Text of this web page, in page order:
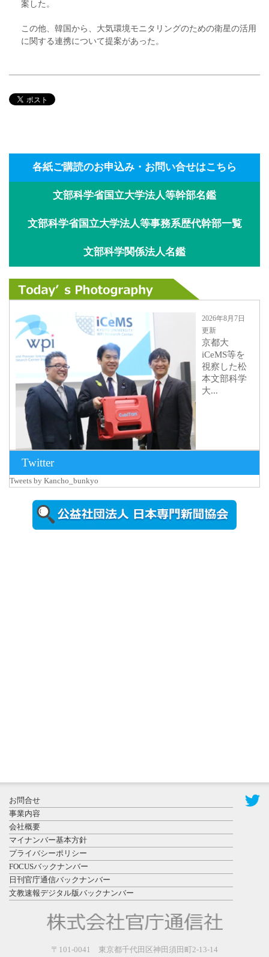
案した。
この他、韓国から、大気環境モニタリングのための衛星の活用
に関する連携について提案があった。
各紙ご購読のお申込み・お問い合せはこちら
文部科学省国立大学法人等幹部名鑑
文部科学省国立大学法人等事務系歴代幹部一覧
文部科学関係法人名鑑
2026年8月7日
更新
京都大
iCeMS等を
視察した松
本文部科学
大...
2026年8月5日
更新
農工大で大
登録有形文
化財となっ
た東北大植
物園八...
日更新
Twitter
Tweets by Kancho_bunkyo
お問合せ
事業内容
会社概要
マイナンバー基本方針
プライバシーポリシー
FOCUSバックナンバー
日刊官庁通信バックナンバー
文教速報デジタル版バックナンバー
〒101-0041 東京都千代田区神田須田町2-13-14